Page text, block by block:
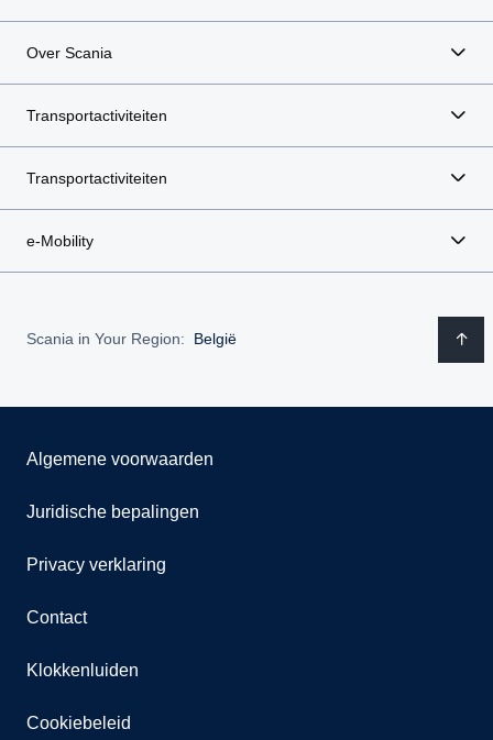
Over Scania
Transportactiviteiten
Transportactiviteiten
e-Mobility
Scania in Your Region: België
Algemene voorwaarden
Juridische bepalingen
Privacy verklaring
Contact
Klokkenluiden
Cookiebeleid